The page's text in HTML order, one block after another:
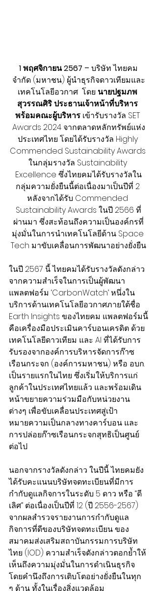
1 พฤศจิกายน 2567 – บริษัท ไทยคม
จำกัด (มหาชน) ผู้นำธุรกิจดาวเทียมและ
เทคโนโลยีอวกาศ  โดย นายปฐมภพ
สุวรรณศิริ ประธานเจ้าหน้าที่บริหาร
พร้อมคณะผู้บริหาร เข้ารับรางวัล SET
Awards 2024 จากตลาดหลักทรัพย์แห่ง
ประเทศไทย โดยได้รับรางวัล Highly
Commended Sustainability Awards
ในกลุ่มรางวัล Sustainability
Excellence ซึ่งไทยคมได้รับรางวัลใน
กลุ่มความยั่งยืนนี้ต่อเนื่องมาเป็นปีที่ 2
หลังจากได้รับ Commended
Sustainability Awards ในปี 2566 ที่
ผ่านมา ซึ่งสะท้อนถึงความเป็นองค์กรที่
มุ่งมั่นในการนำเทคโนโลยีด้าน Space
Tech มาขับเคลื่อนการพัฒนาอย่างยั่งยืน
ในปี 2567 นี้ ไทยคมได้รับรางวัลดังกล่าว
จากความสำเร็จในการเป็นผู้พัฒนา
แพลตฟอร์ม ‘CarbonWatch’ หนึ่งใน
บริการด้านเทคโนโลยีอวกาศภายใต้ชื่อ
Earth Insights ของไทยคม แพลตฟอร์มนี้
คือเครื่องมือประเมินคาร์บอนเครดิต ด้วย
เทคโนโลยีดาวเทียม และ AI ที่ได้รับการ
รับรองจากองค์การบริหารจัดการก๊าซ
เรือนกระจก (องค์การมหาชน) หรือ อบก.
เป็นรายแรกในไทย ซึ่งเริ่มให้บริการแก่
ลูกค้าในประเทศไทยแล้ว และพร้อมเดิน
หน้าขยายความร่วมมือกับหน่วยงาน
ต่างๆ เพื่อขับเคลื่อนประเทศสู่เป้า
หมายความเป็นกลางทางคาร์บอน และ
การปล่อยก๊าซเรือนกระจกสุทธิเป็นศูนย์
ต่อไป
นอกจากรางวัลดังกล่าว ในปีนี้ ไทยคมยัง
ได้รับคะแนนบริษัทจดทะเบียนที่มีการ
กำกับดูแลกิจการในระดับ 5 ดาว หรือ “ดี
เลิศ” ต่อเนื่องเป็นปีที่ 12 (ปี 2556-2567)
จากผลสำรวจรายงานการกำกับดูแล
กิจการที่ดีของบริษัทจดทะเบียน ของ
สมาคมส่งเสริมสถาบันกรรมการบริษัท
ไทย (IOD) ความสำเร็จดังกล่าวตอกย้ำให้
เห็นถึงความมุ่งมั่นในการดำเนินธุรกิจ
โดยคำนึงถึงการเติบโตอย่างยั่งยืนในทุก
ๆ ด้าน ทั้งในเรื่องสิ่งแวดล้อม